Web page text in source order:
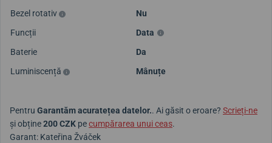
Bezel rotativ
Nu
Funcții
Data
Baterie
Da
Luminiscență
Mânuțe
Pentru Garantăm acuratețea datelor.. Ai găsit o eroare? Scrieți-ne
și obține200 CZK pecumpărarea unui ceas.
Garant: Kateřina Žváček